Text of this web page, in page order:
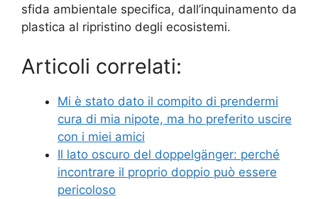
sfida ambientale specifica, dall’inquinamento da
plastica al ripristino degli ecosistemi.
Articoli correlati:
Mi è stato dato il compito di prendermi
cura di mia nipote, ma ho preferito uscire
con i miei amici
Il lato oscuro del doppelgänger: perché
incontrare il proprio doppio può essere
pericoloso